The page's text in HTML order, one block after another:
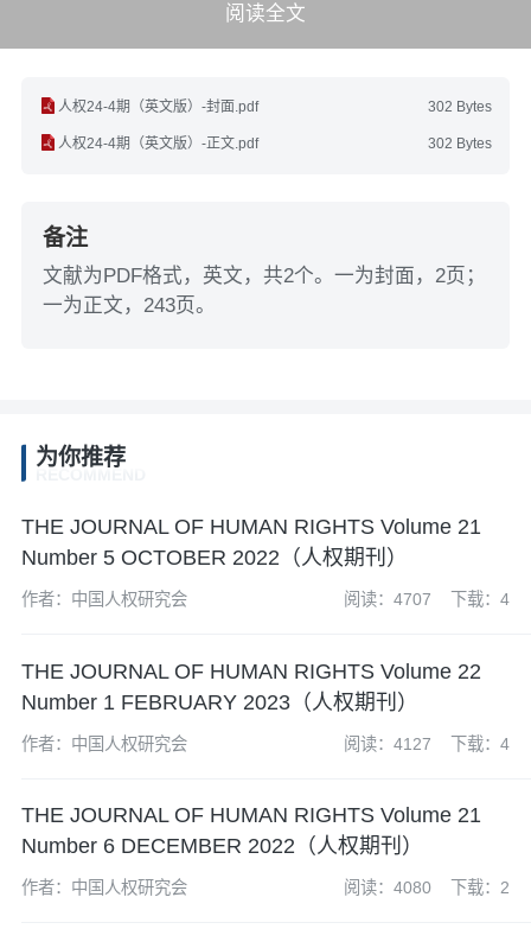
阅读全文
302 Bytes
人权24-4期（英文版）-封面.pdf
302 Bytes
人权24-4期（英文版）-正文.pdf
备注
文献为PDF格式，英文，共2个。一为封面，2页；
一为正文，243页。
为你推荐
THE JOURNAL OF HUMAN RIGHTS Volume 21
Number 5 OCTOBER 2022（人权期刊）
作者：中国人权研究会 阅读：4707 下载：4
THE JOURNAL OF HUMAN RIGHTS Volume 22
Number 1 FEBRUARY 2023（人权期刊）
作者：中国人权研究会 阅读：4127 下载：4
THE JOURNAL OF HUMAN RIGHTS Volume 21
Number 6 DECEMBER 2022（人权期刊）
作者：中国人权研究会 阅读：4080 下载：2